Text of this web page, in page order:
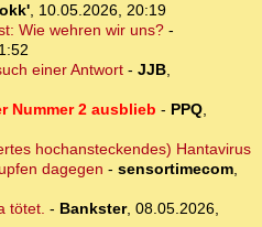
, 10.05.2026, 20:19
Wie wehren wir uns?-
einer Antwort- JJB,
Nummer 2 ausblieb - PPQ,
hochansteckendes) Hantavirus
dagegen - sensortimecom,
tötet. - Bankster, 08.05.2026,